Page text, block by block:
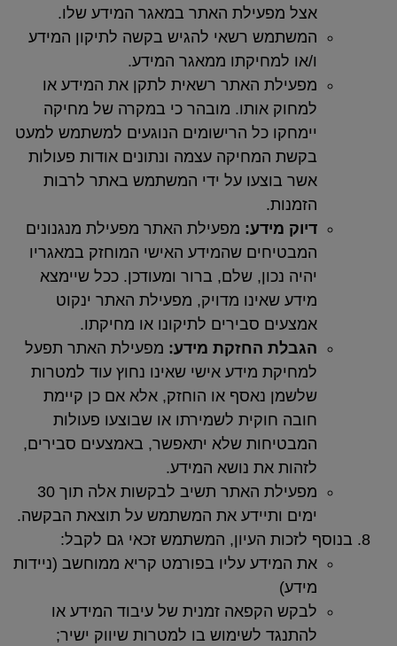
מפעילת האתר במאגר המידע שלו.
רשאי להגיש בקשה לתיקון המידע
או למחיקתו ממאגר המידע.
האתר רשאית לתקן את המידע או
אותו. מובהר כי במקרה של מחיקה
כל הרישומים הנוגעים למשתמש למעט
המחיקה עצמה ונתונים אודות פעולות
בוצעו על ידי המשתמש באתר לרבות
מידע:מפעילת האתר מפעילת מנגנונים
שהמידע האישי המוחזק במאגריו
נכון, שלם, ברור ומעודכן. ככל שיימצא
שאינו מדויק, מפעילת האתר ינקוט
סבירים לתיקונו או מחיקתו.
החזקת מידע:מפעילת האתר תפעל
מידע אישי שאינו נחוץ עוד למטרות
נאסף או הוחזק, אלא אם כן קיימת
חוקית לשמירתו או שבוצעו פעולות
שלא יתאפשר, באמצעים סבירים,
את נושא המידע.
מפעילת האתר תשיב לבקשות אלה תוך 30
ותיידע את המשתמש על תוצאת הבקשה.
העיון, המשתמש זכאי גם לקבל:
המידע עליו בפורמט קריא ממוחשב (ניידות
הקפאה זמנית של עיבוד המידע או
לשימוש בו למטרות שיווק ישיר;